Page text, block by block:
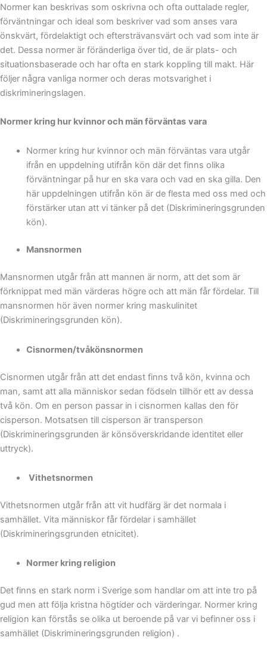
Normer kan beskrivas som oskrivna och ofta outtalade regler,
förväntningar och ideal som beskriver vad som anses vara
önskvärt, fördelaktigt och eftersträvansvärt och vad som inte är
det. Dessa normer är föränderliga över tid, de är plats- och
situationsbaserade och har ofta en stark koppling till makt. Här
följer några vanliga normer och deras motsvarighet i
diskrimineringslagen.
Normer kring hur kvinnor och män förväntas vara
Normer kring hur kvinnor och män förväntas vara utgår
ifrån en uppdelning utifrån kön där det finns olika
förväntningar på hur en ska vara och vad en ska gilla. Den
här uppdelningen utifrån kön är de flesta med oss med och
förstärker utan att vi tänker på det (Diskrimineringsgrunden
kön).
Mansnormen
Mansnormen utgår från att mannen är norm, att det som är
förknippat med män värderas högre och att män får fördelar. Till
mansnormen hör även normer kring maskulinitet
(Diskrimineringsgrunden kön).
Cisnormen/tvåkönsnormen
Cisnormen utgår från att det endast finns två kön, kvinna och
man, samt att alla människor sedan födseln tillhör ett av dessa
två kön. Om en person passar in i cisnormen kallas den för
cisperson. Motsatsen till cisperson är transperson
(Diskrimineringsgrunden är könsöverskridande identitet eller
uttryck).
Vithetsnormen
Vithetsnormen utgår från att vit hudfärg är det normala i
samhället. Vita människor får fördelar i samhället
(Diskrimineringsgrunden etnicitet).
Normer kring religion
Det finns en stark norm i Sverige som handlar om att inte tro på
gud men att följa kristna högtider och värderingar. Normer kring
religion kan förstås se olika ut beroende på var vi befinner oss i
samhället (Diskrimineringsgrunden religion) .